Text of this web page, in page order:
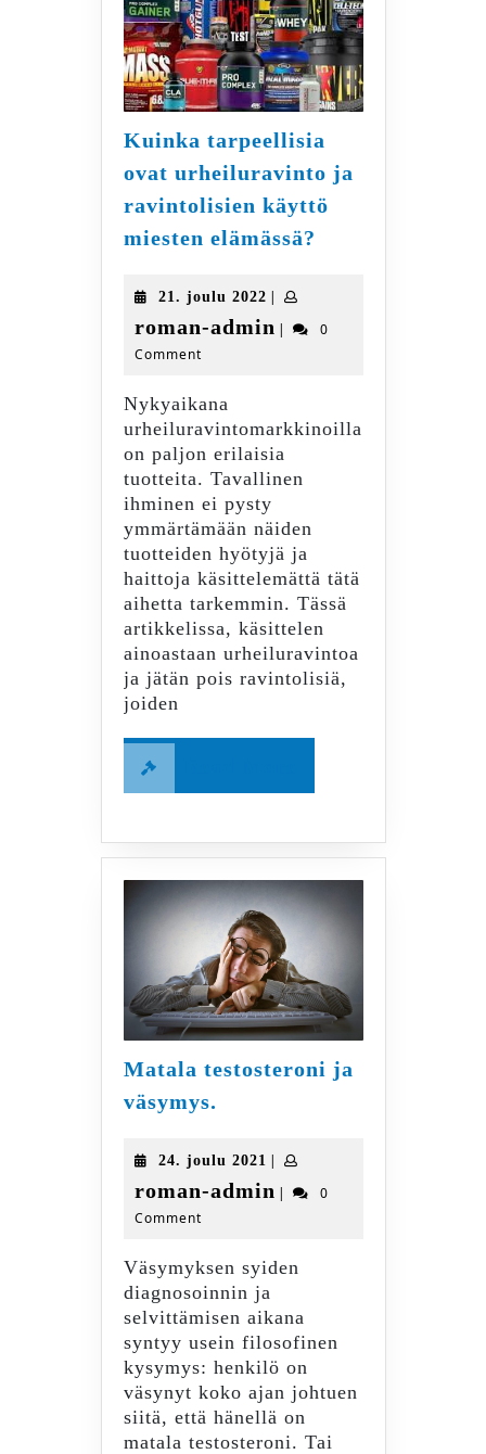
Kuinka tarpeellisia
ovat urheiluravinto ja
ravintolisien käyttö
miesten elämässä?
ja
elämässä?
21. joulu 202221.
|
roman-admin roman-
|
0
Comment
Nykyaikana
urheiluravintomarkkinoilla
on paljon erilaisia
tuotteita. Tavallinen
ihminen ei pysty
ymmärtämään näiden
tuotteiden hyötyjä ja
haittoja käsittelemättä tätä
aihetta tarkemmin. Tässä
artikkelissa, käsittelen
ainoastaan urheiluravintoa
ja jätän pois ravintolisiä,
joiden
More
Matala testosteroni ja
väsymys.
väsymys.
24. joulu 2021 24.
2021
|
roman-admin roman-
|
0
Comment
Väsymyksen syiden
diagnosoinnin ja
selvittämisen aikana
syntyy usein filosofinen
kysymys: henkilö on
väsynyt koko ajan johtuen
siitä, että hänellä on
matala testosteroni. Tai